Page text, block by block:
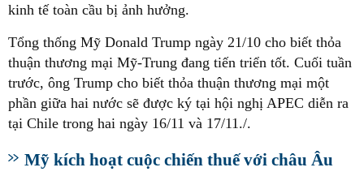
kinh tế toàn cầu bị ảnh hưởng.
Tổng thống Mỹ Donald Trump ngày 21/10 cho biết thỏa
thuận thương mại Mỹ-Trung đang tiến triển tốt. Cuối tuần
trước, ông Trump cho biết thỏa thuận thương mại một
phần giữa hai nước sẽ được ký tại hội nghị APEC diễn ra
tại Chile trong hai ngày 16/11 và 17/11./.
Mỹ kích hoạt cuộc chiến thuế với châu Âu